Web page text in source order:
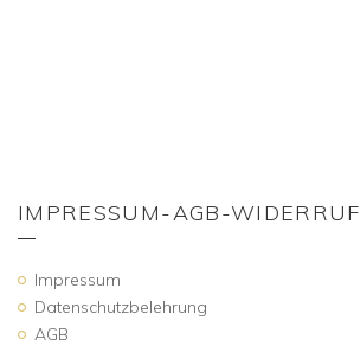
IMPRESSUM-AGB-WIDERRUF
Impressum
Datenschutzbelehrung
AGB